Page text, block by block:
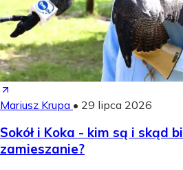
Mariusz Krupa • 29 lipca 2026
Sokół i Koka - kim są i skąd
zamieszanie?